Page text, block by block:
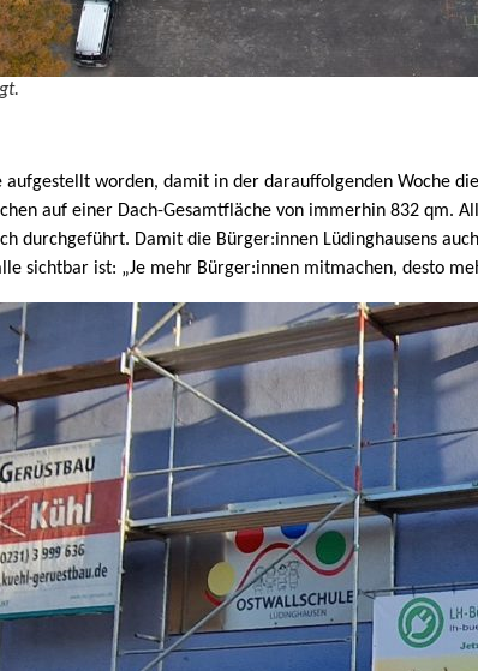
worden, damit in der darauffolgenden Woche
auf einer Dach-Gesamtfläche von immerhin 832 qm.
durchgeführt. Damit die Bürger:innen Lüdinghausens
sichtbar ist: „Je mehr Bürger:innen mitmachen, desto